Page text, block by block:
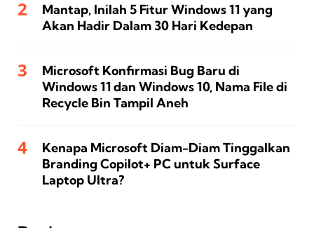
Mantap, Inilah 5 Fitur Windows 11 yang
Akan Hadir Dalam 30 Hari Kedepan
Microsoft Konfirmasi Bug Baru di
Windows 11 dan Windows 10, Nama File di
Recycle Bin Tampil Aneh
Kenapa Microsoft Diam-Diam Tinggalkan
Branding Copilot+ PC untuk Surface
Laptop Ultra?